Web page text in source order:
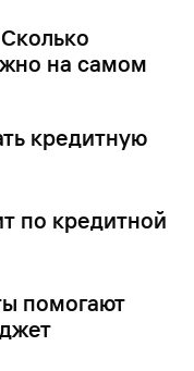
на самом
кредитную
по кредитной
помогают